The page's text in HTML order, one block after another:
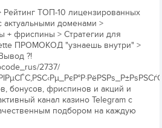
ТОП-10 лицензированных
актуальными доменами >
+ фриспины > Стратегии для
ПРОМОКОД "узнаешь внутри" >
?!
2737/
бонусов, фриспинов и акций и
канал казино Telegram с
подбором на каждую